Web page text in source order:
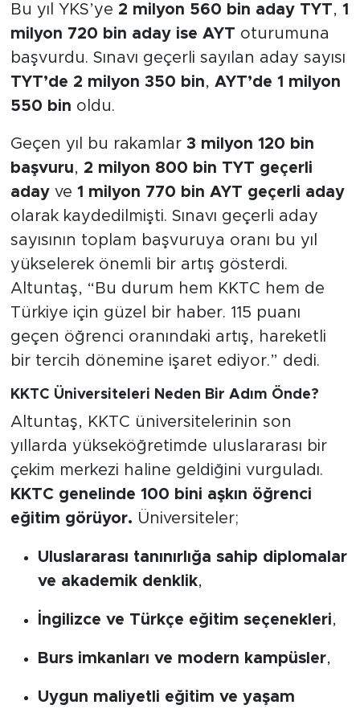
Bu yıl YKS’ye 2 milyon 560 bin aday TYT, 1
milyon 720 bin aday ise AYT oturumuna
başvurdu. Sınavı geçerli sayılan aday sayısı
TYT’de 2 milyon 350 bin, AYT’de 1 milyon
550 bin oldu.
Geçen yıl bu rakamlar 3 milyon 120 bin
başvuru, 2 milyon 800 bin TYT geçerli
adayve 1 milyon 770 bin AYT geçerli aday
olarak kaydedilmişti. Sınavı geçerli aday
sayısının toplam başvuruya oranı bu yıl
yükselerek önemli bir artış gösterdi.
Altuntaş, “Bu durum hem KKTC hem de
Türkiye için güzel bir haber. 115 puanı
geçen öğrenci oranındaki artış, hareketli
bir tercih dönemine işaret ediyor.” dedi.
KKTC Üniversiteleri Neden Bir Adım Önde?
Altuntaş, KKTC üniversitelerinin son
yıllarda yükseköğretimde uluslararası bir
çekim merkezi haline geldiğini vurguladı.
KKTC genelinde 100 bini aşkın öğrenci
eğitim görüyor. Üniversiteler;
Uluslararası tanınırlığa sahip diplomalar
ve akademik denklik,
İngilizce ve Türkçe eğitim seçenekleri,
Burs imkanları ve modern kampüsler,
Uygun maliyetli eğitim ve yaşam